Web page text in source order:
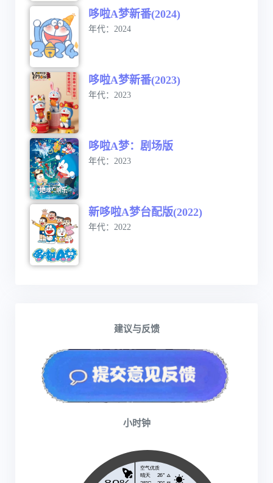
哆啦A梦新番(2024)
年代：2024
哆啦A梦新番(2023)
年代：2023
哆啦A梦：剧场版
年代：2023
新哆啦A梦台配版(2022)
年代：2022
建议与反馈
小时钟